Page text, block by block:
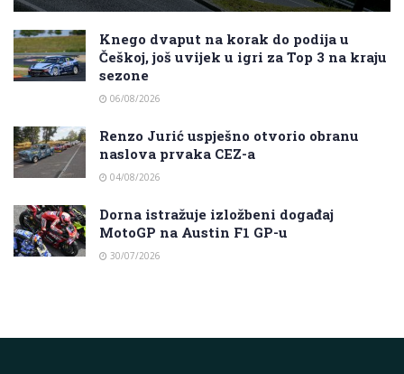
Knego dvaput na korak do podija u
Češkoj, još uvijek u igri za Top 3 na kraju
sezone
06/08/2026
Renzo Jurić uspješno otvorio obranu
naslova prvaka CEZ-a
04/08/2026
Dorna istražuje izložbeni događaj
MotoGP na Austin F1 GP-u
30/07/2026